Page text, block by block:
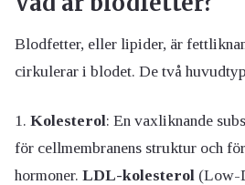
Blodfetter, eller lipider, är
cirkulerar i blodet. De två
Kolesterol: En vaxliknande
för cellmembranens struktur och
hormoner. LDL-kolesterol (Low-